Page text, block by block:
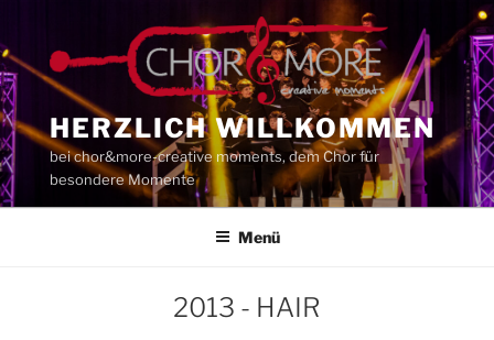
Inhalt
springen
HERZLICH WILLKOMMEN
bei chor&more-creative moments, dem Chor für
besondere Momente
Menü
2013 - HAIR